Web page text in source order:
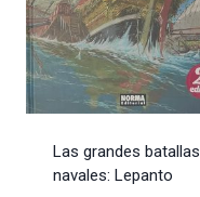
Las grandes batallas
navales: Lepanto